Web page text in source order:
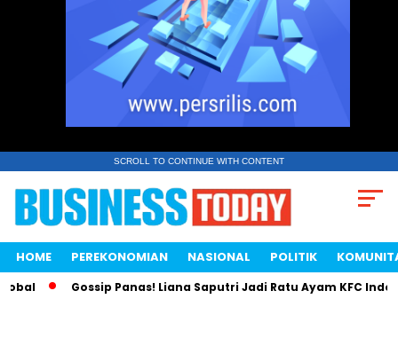
SCROLL TO CONTINUE WITH CONTENT
HOME PEREKONOMIAN NASIONAL POLITIK
Gossip Panas! Liana Saputri Jadi Ratu Ayam KFC